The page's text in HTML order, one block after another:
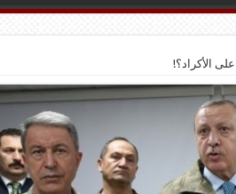
الأكراد؟!